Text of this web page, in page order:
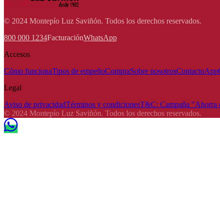
© 2024 Montepío Luz Saviñón. Todos los derechos reservados.
800 000 1234FacturaciónWhatsApp
Accesos
Cómo funcionaTipos de empeñoCompraSobre nosotrosContactoApp
Legal
Aviso de privacidadTérminos y condicionesT&C: Campaña "Ahorra
© 2024 Montepío Luz Saviñón. Todos los derechos reservados.